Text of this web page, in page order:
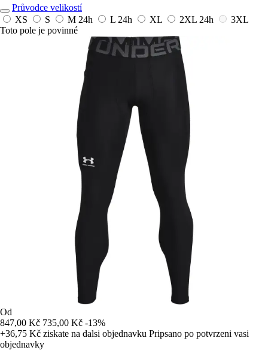
Průvodce velikostí
XS
S M 24h L 24h XL 2XL 24h
3XL
Toto pole je povinné
Od
847,00 Kč 735,00 Kč -13%
+36,75 Kč ziskate na dalsi objednavku Pripsano po potvrzeni vasi
objednavky